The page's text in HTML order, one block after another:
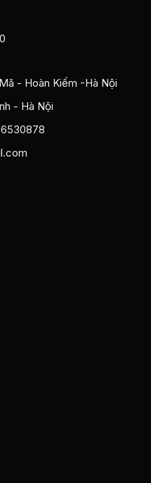
- Hoàn Kiếm -Hà Nội
- Hà Nội